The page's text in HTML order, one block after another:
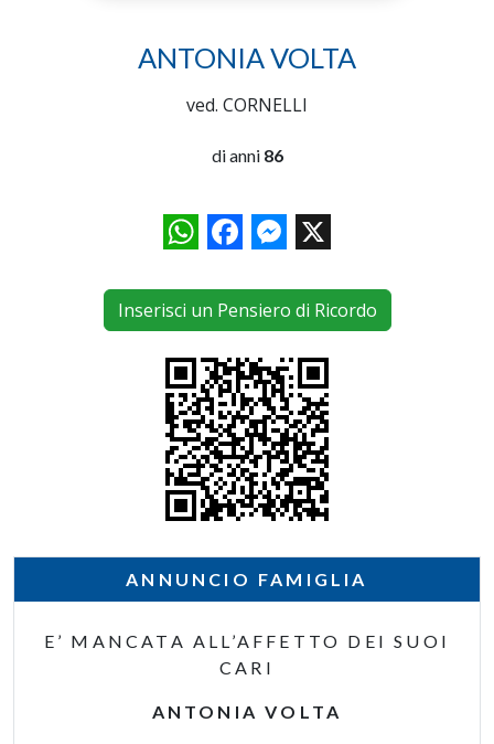
ANTONIA VOLTA
ved. CORNELLI
di anni 86
WhatsAppFacebookMessenger
X
Inserisci un Pensiero di Ricordo
ANNUNCIO FAMIGLIA
E’ MANCATA ALL’AFFETTO DEI SUOI
CARI
ANTONIA VOLTA